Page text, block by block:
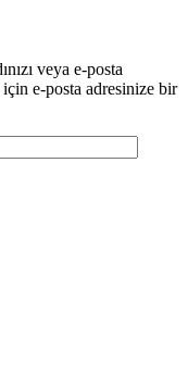
veya e-posta
e-posta adresinize bir